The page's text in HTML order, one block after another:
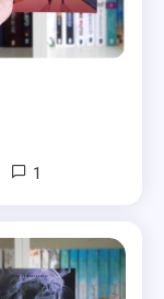
1